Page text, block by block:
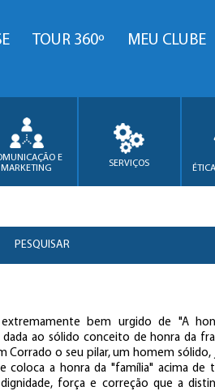
TOUR 360º MEU CLUBE
E
MARKETING
SERVIÇOS
PESQUISAR
bem urgido de "A
ao sólido conceito de honra da
Corrado o seu pilar, um homem
coloca a honra da "família" acima
força e correção que a